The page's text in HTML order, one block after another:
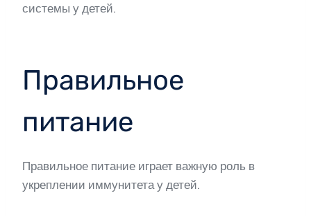
системы у детей.
Правильное
питание
Правильное питание играет важную роль в
укреплении иммунитета у детей.